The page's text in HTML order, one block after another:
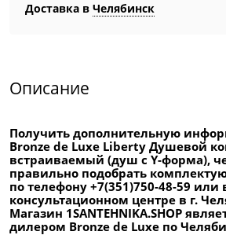
Доставка в Челябинск
Описание
Получить дополнительную
Bronze de Luxe Liberty Душевой
встраиваемый (душ с Y-форма),
правильно подобрать
по телефону +7(351)750-48-59 или
консультационном центре в г.
Магазин 1SANTEHNIKA.SHOP
дилером Bronze de Luxe по